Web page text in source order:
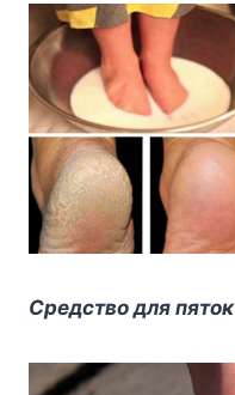
Средство для пяток